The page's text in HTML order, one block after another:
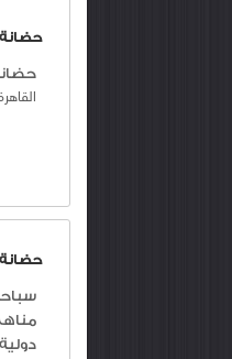
دولية